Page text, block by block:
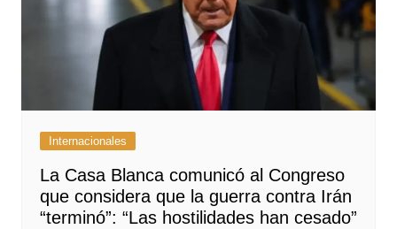
Internacionales
La Casa Blanca comunicó al Congreso
que considera que la guerra contra Irán
“terminó”: “Las hostilidades han cesado”